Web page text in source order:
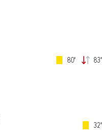
80' 83'
32'